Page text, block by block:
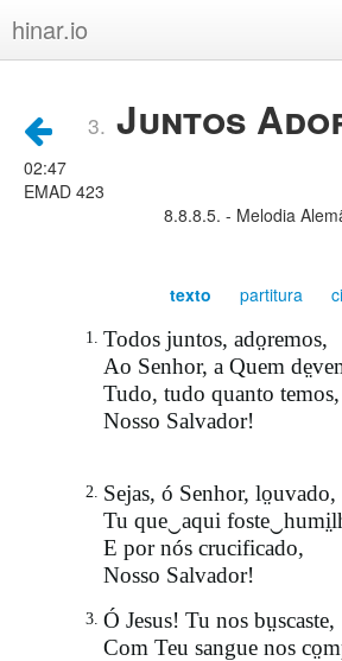
hinar.io
Crianças
Lista
3. Juntos
02:47
EMAD 423
8.8.8.5. - Melodia
texto partitura
1.
Todos juntos, ado̤remos,
Ao Senhor, a Quem
Tudo, tudo quanto temos,
Nosso Salvador!
2.
Sejas, ó Senhor, lo̤uvado,
Tu que‿aqui
E por nós crucificado,
Nosso Salvador!
3. Ó Jesus! Tu nos bṳscaste,
Com Teu sangue nos